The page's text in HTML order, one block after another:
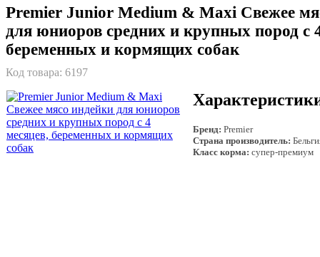
Premier Junior Medium & Maxi Свежее
для юниоров средних и крупных пород с
беременных и кормящих собак
Код товара: 6197
Бренд: Premier
Страна производитель:
Класс корма: супер-премиум